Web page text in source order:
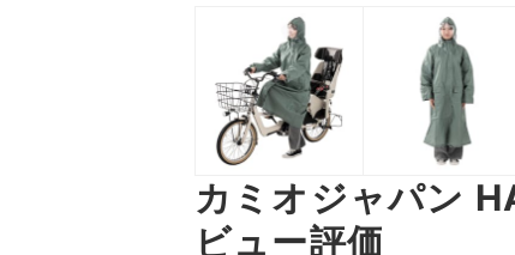
カミオジャパン
ビュー評価